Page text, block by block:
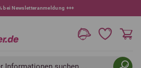
bei Newsletteranmeldung +++